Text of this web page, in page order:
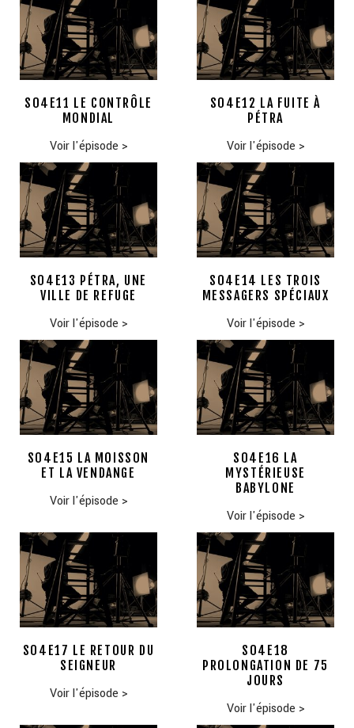
S04E11 LE CONTRÔLE
MONDIAL
Voir l'épisode >
S04E12 LA FUITE À
PÉTRA
Voir l'épisode >
S04E13 PÉTRA, UNE
VILLE DE REFUGE
Voir l'épisode >
S04E14 LES TROIS
MESSAGERS SPÉCIAUX
Voir l'épisode >
S04E15 LA MOISSON
ET LA VENDANGE
Voir l'épisode >
S04E16 LA
MYSTÉRIEUSE
BABYLONE
Voir l'épisode >
S04E17 LE RETOUR DU
SEIGNEUR
Voir l'épisode >
S04E18
PROLONGATION DE 75
JOURS
Voir l'épisode >